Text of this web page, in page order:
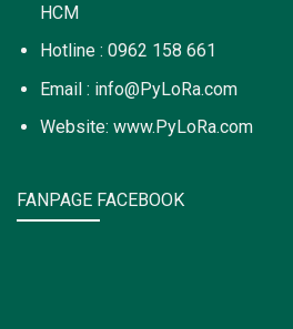
HCM
Hotline : 0962 158 661
Email : info@PyLoRa.com
Website: www.PyLoRa.com
FANPAGE FACEBOOK